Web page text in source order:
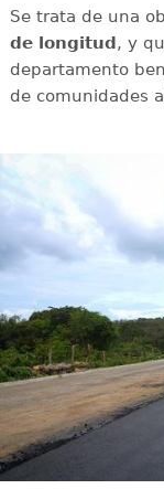
Se trata de una
de longitud, y
departamento
de comunidades